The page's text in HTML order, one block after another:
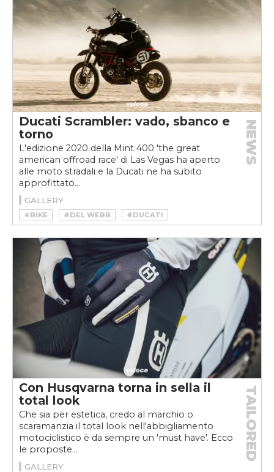
Ducati Scrambler: vado, sbanco e
torno
L'edizione 2020 della Mint 400 'the great
american offroad race' di Las Vegas ha aperto
alle moto stradali e la Ducati ne ha subito
approfittato...
NEWS
GALLERY
#BIKE #DEL WEBB
#DUCATI
#DUCATI SCRAMBLER
#DUCATI SCRAMBLER DESERT SLEDS
#HOWARD HUGHES
#MINT 400
#MOTO
#MOTOVELOCE
#PIRELLI SCORPION
#SCRAMBLER DESERT SLEDS
#SPIDER GRIPS
Con Husqvarna torna in sella il
total look
Che sia per estetica, credo al marchio o
scaramanzia il total look nell'abbigliamento
motociclistico è da sempre un 'must have'. Ecco
le proposte...
TAILORED
GALLERY